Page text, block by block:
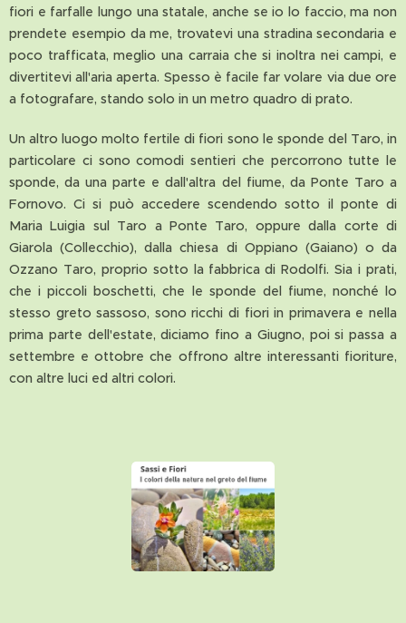
fiori e farfalle lungo una statale, anche se io lo faccio, ma non
prendete esempio da me, trovatevi una stradina secondaria e
poco trafficata, meglio una carraia che si inoltra nei campi, e
divertitevi all'aria aperta. Spesso è facile far volare via due ore
a fotografare, stando solo in un metro quadro di prato.
Un altro luogo molto fertile di fiori sono le sponde del Taro, in
particolare ci sono comodi sentieri che percorrono tutte le
sponde, da una parte e dall'altra del fiume, da Ponte Taro a
Fornovo. Ci si può accedere scendendo sotto il ponte di
Maria Luigia sul Taro a Ponte Taro, oppure dalla corte di
Giarola (Collecchio), dalla chiesa di Oppiano (Gaiano) o da
Ozzano Taro, proprio sotto la fabbrica di Rodolfi. Sia i prati,
che i piccoli boschetti, che le sponde del fiume, nonché lo
stesso greto sassoso, sono ricchi di fiori in primavera e nella
prima parte dell'estate, diciamo fino a Giugno, poi si passa a
settembre e ottobre che offrono altre interessanti fioriture,
con altre luci ed altri colori.